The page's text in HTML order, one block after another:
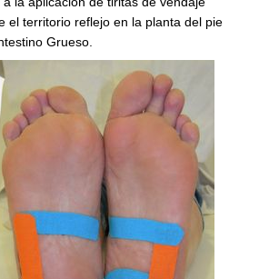
el territorio reflejo en la planta del pie
Grueso.